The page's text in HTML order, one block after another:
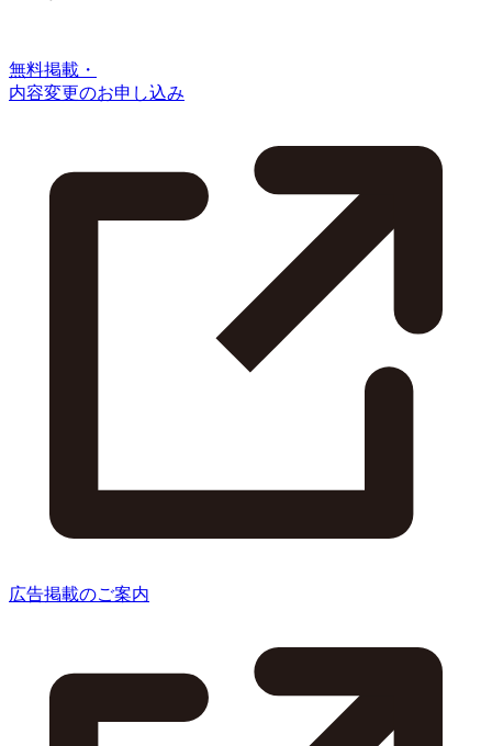
無料掲載・
内容変更のお申し込み
広告掲載のご案内